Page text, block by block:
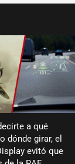
a qué
dónde girar, el
evitó que